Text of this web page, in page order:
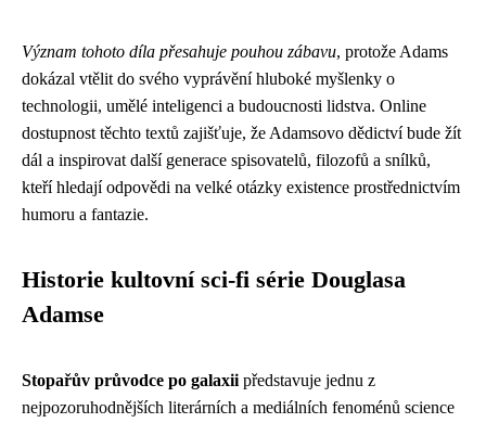
Význam tohoto díla přesahuje pouhou zábavu, protože Adams
dokázal vtělit do svého vyprávění hluboké myšlenky o
technologii, umělé inteligenci a budoucnosti lidstva. Online
dostupnost těchto textů zajišťuje, že Adamsovo dědictví bude žít
dál a inspirovat další generace spisovatelů, filozofů a snílků,
kteří hledají odpovědi na velké otázky existence prostřednictvím
humoru a fantazie.
Historie kultovní sci-fi série Douglasa
Adamse
Stopařův průvodce po galaxii představuje jednu z
nejpozoruhodnějších literárních a mediálních fenoménů science